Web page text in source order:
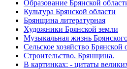
Образование Брянской
Культура Брянской области
Брянщина литературная
Художники Брянской земли
Музыкальная жизнь
Сельское хозяйство Брянской
Строительство. Брянщина.
В картинках: - цитаты